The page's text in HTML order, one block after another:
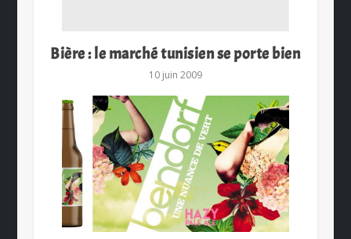
Bière : le marché tunisien se porte bien
10 juin 2009